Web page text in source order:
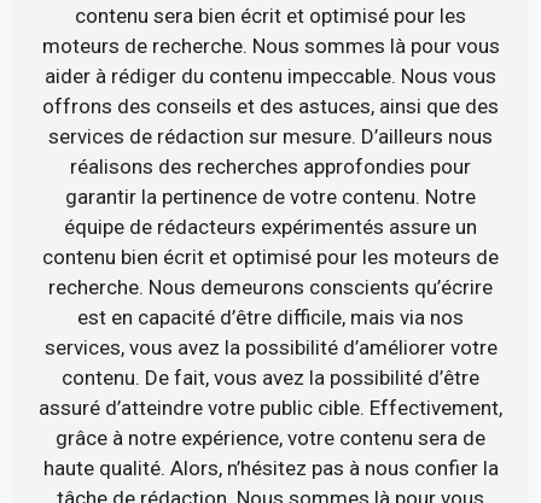
contenu sera bien écrit et optimisé pour les
moteurs de recherche. Nous sommes là pour vous
aider à rédiger du contenu impeccable. Nous vous
offrons des conseils et des astuces, ainsi que des
services de rédaction sur mesure. D’ailleurs nous
réalisons des recherches approfondies pour
garantir la pertinence de votre contenu. Notre
équipe de rédacteurs expérimentés assure un
contenu bien écrit et optimisé pour les moteurs de
recherche. Nous demeurons conscients qu’écrire
est en capacité d’être difficile, mais via nos
services, vous avez la possibilité d’améliorer votre
contenu. De fait, vous avez la possibilité d’être
assuré d’atteindre votre public cible. Effectivement,
grâce à notre expérience, votre contenu sera de
haute qualité. Alors, n’hésitez pas à nous confier la